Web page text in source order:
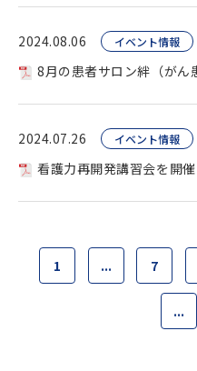
2024.08.06 イベント情報
8月の患者サロン絆（がん患者
2024.07.26 イベント情報
看護力再開発講習会を開催
1 ... 7
...